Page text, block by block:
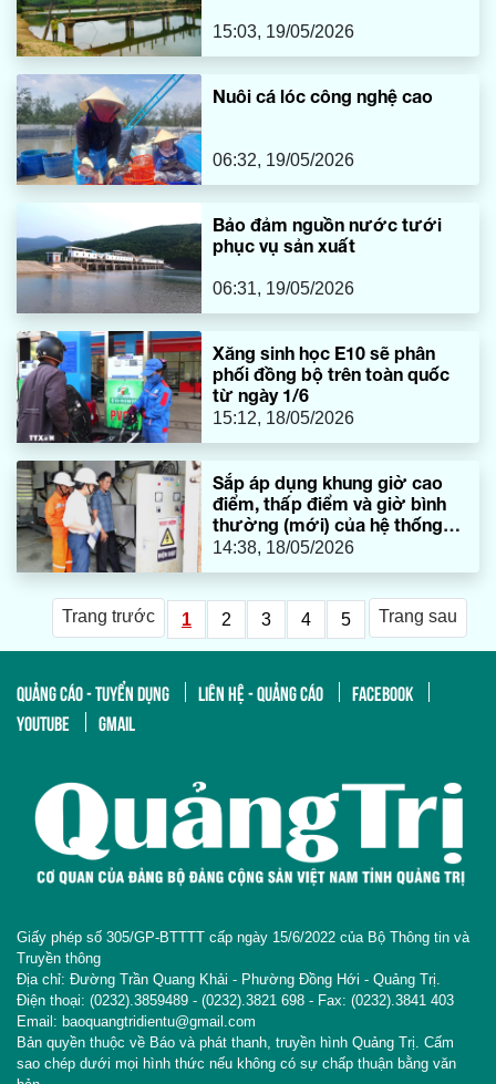
15:03, 19/05/2026
Nuôi cá lóc công nghệ cao
06:32, 19/05/2026
Bảo đảm nguồn nước tưới
phục vụ sản xuất
06:31, 19/05/2026
Xăng sinh học E10 sẽ phân
phối đồng bộ trên toàn quốc
từ ngày 1/6
15:12, 18/05/2026
Sắp áp dụng khung giờ cao
điểm, thấp điểm và giờ bình
thường (mới) của hệ thống
điện quốc gia
14:38, 18/05/2026
Trang trước 1 2 3 4 5 Trang sau
QUẢNG CÁO - TUYỂN DỤNG LIÊN HỆ - QUẢNG CÁO
FACEBOOK
YOUTUBE
GMAIL
Giấy phép số 305/GP-BTTTT cấp ngày 15/6/2022 của Bộ Thông tin và
Truyền thông
Địa chỉ: Đường Trần Quang Khải - Phường Đồng Hới - Quảng Trị.
Điện thoại: (0232).3859489 - (0232).3821 698 - Fax: (0232).3841 403
Email: baoquangtridientu@gmail.com
Bản quyền thuộc về Báo và phát thanh, truyền hình Quảng Trị. Cấm
sao chép dưới mọi hình thức nếu không có sự chấp thuận bằng văn